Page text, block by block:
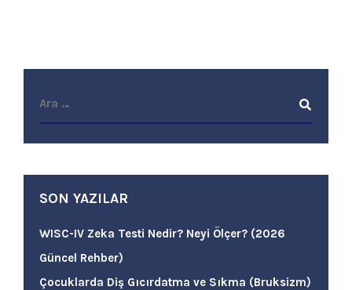
SON YAZILAR
WISC-IV Zeka Testi Nedir? Neyi Ölçer? (2026
Güncel Rehber)
Çocuklarda Diş Gıcırdatma ve Sıkma (Bruksizm)